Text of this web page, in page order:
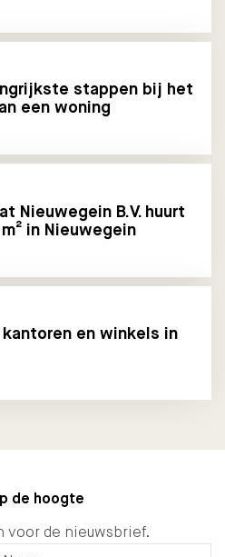
stappen bij het
een woning
Nieuwegein B.V. huurt
in Nieuwegein
kantoren en winkels in
de hoogte
voor de nieuwsbrief.